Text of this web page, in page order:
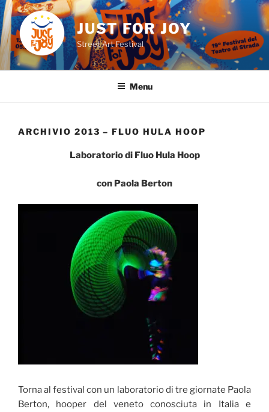
Skip
to
content
JUST FOR JOY
Street Art Festival
Menu
ARCHIVIO 2013 – FLUO HULA HOOP
Laboratorio di Fluo Hula Hoop
con Paola Berton
Torna al festival con un laboratorio di tre giornate Paola
Berton, hooper del veneto conosciuta in Italia e